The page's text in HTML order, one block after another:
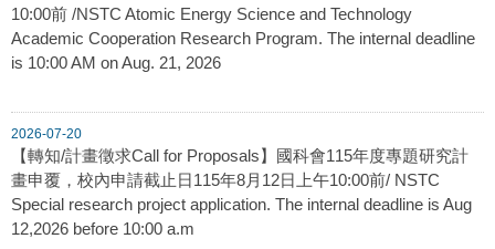
10:00前 /NSTC Atomic Energy Science and Technology
Academic Cooperation Research Program. The internal deadline
is 10:00 AM on Aug. 21, 2026
2026-07-20
【轉知/計畫徵求Call for Proposals】國科會115年度專題研究計
畫申覆，校內申請截止日115年8月12日上午10:00前/ NSTC
Special research project application. The internal deadline is Aug
12,2026 before 10:00 a.m